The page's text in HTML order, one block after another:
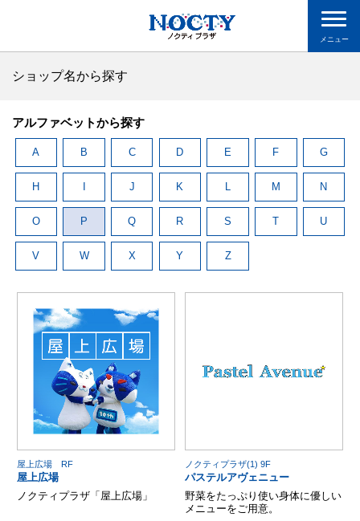
メニュー
ショップ名から探す
アルファベットから探す
A B C D E F G
H J K L M N
O P Q R S T U
V W X Y Z
屋上広場 RF
屋上広場
ノクティプラザ「屋上広場」
ノクティプラザ(1) 9F
パステルアヴェニュー
野菜をたっぷり使い身体に優しい
メニューをご用意。